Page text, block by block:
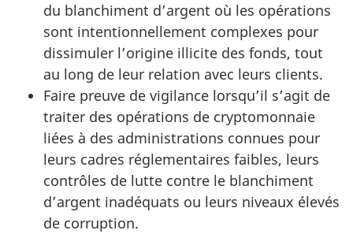
du blanchiment d’argent où les opérations
sont intentionnellement complexes pour
dissimuler l’origine illicite des fonds, tout
au long de leur relation avec leurs clients.
Faire preuve de vigilance lorsqu’il s’agit de
traiter des opérations de cryptomonnaie
liées à des administrations connues pour
leurs cadres réglementaires faibles, leurs
contrôles de lutte contre le blanchiment
d’argent inadéquats ou leurs niveaux élevés
de corruption.